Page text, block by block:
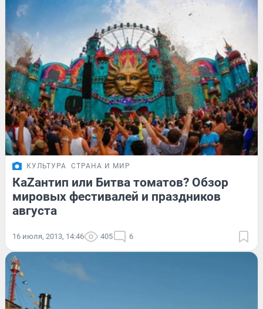
КУЛЬТУРА СТРАНА И МИР
КаZантип или Битва томатов? Обзор
мировых фестивалей и праздников
августа
16 июля, 2013, 14:46 405 6